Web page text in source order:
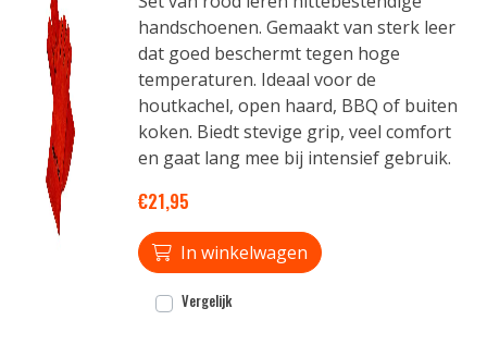
handschoenen. Gemaakt van sterk leer
dat goed beschermt tegen hoge
temperaturen. Ideaal voor de
houtkachel, open haard, BBQ of buiten
koken. Biedt stevige grip, veel comfort
en gaat lang mee bij intensief gebruik.
€21,95
In winkelwagen
Vergelijk